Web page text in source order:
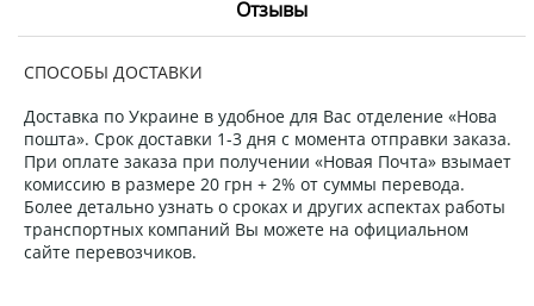
Отзывы
СПОСОБЫ ДОСТАВКИ
Доставка по Украине в удобное для Вас отделение «Нова
пошта». Срок доставки 1-3 дня с момента отправки заказа.
При оплате заказа при получении «Новая Почта» взымает
комиссию в размере 20 грн + 2% от суммы перевода.
Более детально узнать о сроках и других аспектах работы
транспортных компаний Вы можете на официальном
сайте перевозчиков.